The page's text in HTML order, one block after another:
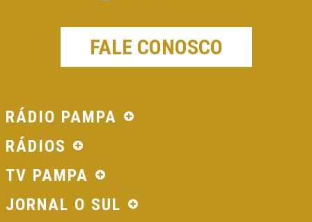
FALE CONOSCO
RÁDIO PAMPA
RÁDIOS
TV PAMPA
JORNAL O SUL